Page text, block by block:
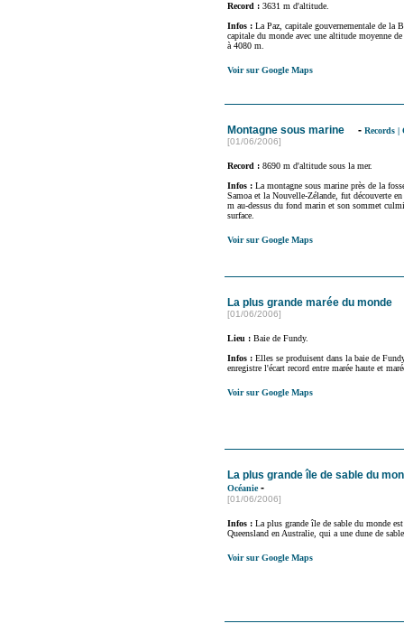
Record : 3631 m d'altitude.
Infos : La Paz, capitale gouvernementale de la
capitale du monde avec une altitude moyenne
à 4080 m.
Voir sur Google Maps
Montagne sous marine - Records |
[01/06/2006]
Record : 8690 m d'altitude sous la mer.
Infos : La montagne sous marine près de la
Samoa et la Nouvelle-Zélande, fut découverte
m au-dessus du fond marin et son sommet
surface.
Voir sur Google Maps
La plus grande marée du monde
[01/06/2006]
Lieu : Baie de Fundy.
Infos : Elles se produisent dans la baie de
enregistre l'écart record entre marée haute et
Voir sur Google Maps
La plus grande île de sable du
Océanie-
[01/06/2006]
Infos : La plus grande île de sable du monde
Queensland en Australie, qui a une dune de
Voir sur Google Maps